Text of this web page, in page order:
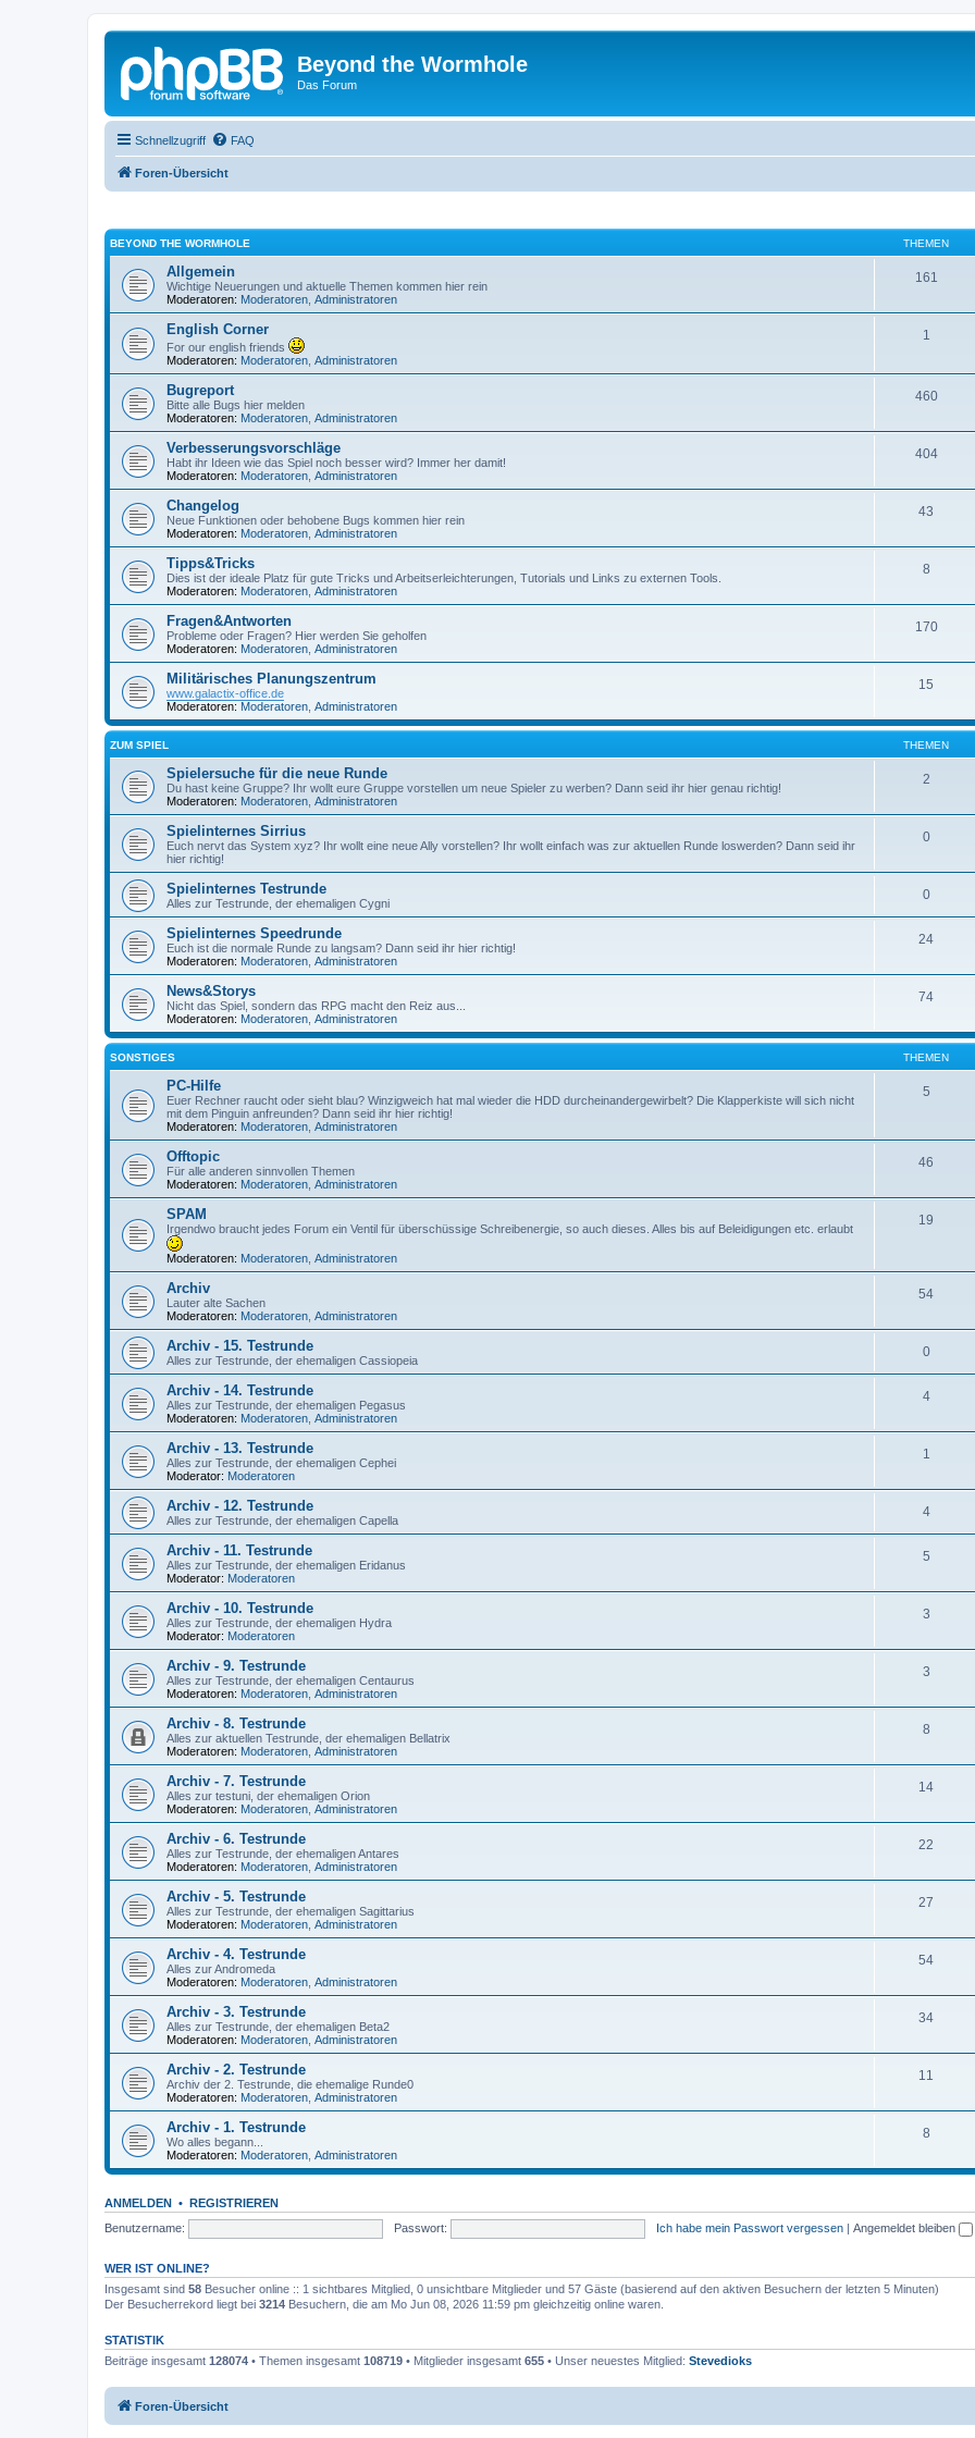
Beyond the Wormhole
Das Forum
Schnellzugriff FAQ
Foren-Übersicht
BEYOND THE WORMHOLE THEMEN
Allgemein
Wichtige Neuerungen und aktuelle Themen kommen hier rein
Moderatoren: Moderatoren Administratoren
161
English Corner
For our english friends
Moderatoren: Moderatoren Administratoren
1
Bugreport
Bitte alle Bugs hier melden
Moderatoren: Moderatoren Administratoren
460
Verbesserungsvorschläge
Habt ihr Ideen wie das Spiel noch besser wird? Immer her damit!
Moderatoren: Moderatoren Administratoren
404
Changelog
Neue Funktionen oder behobene Bugs kommen hier rein
Moderatoren: Moderatoren Administratoren
43
Tipps&Tricks
Dies ist der ideale Platz für gute Tricks und Arbeitserleichterungen, Tutorials und Links zu externen Tools.
Moderatoren: Moderatoren Administratoren
8
Fragen&Antworten
Probleme oder Fragen? Hier werden Sie geholfen
Moderatoren: Moderatoren Administratoren
170
Militärisches Planungszentrum
www.galactix-office.de
Moderatoren: Moderatoren Administratoren
15
ZUM SPIEL THEMEN
Spielersuche für die neue Runde
Du hast keine Gruppe? Ihr wollt eure Gruppe vorstellen um neue Spieler zu werben? Dann seid ihr hier genau richtig!
Moderatoren: Moderatoren Administratoren
2
Spielinternes Sirrius
Euch nervt das System xyz? Ihr wollt eine neue Ally vorstellen? Ihr wollt einfach was zur aktuellen Runde loswerden? Dann seid ihr
hier richtig!
0
Spielinternes Testrunde
Alles zur Testrunde, der ehemaligen Cygni
0
Spielinternes Speedrunde
Euch ist die normale Runde zu langsam? Dann seid ihr hier richtig!
Moderatoren: Moderatoren Administratoren
24
News&Storys
Nicht das Spiel, sondern das RPG macht den Reiz aus...
Moderatoren: Moderatoren Administratoren
74
SONSTIGES THEMEN
PC-Hilfe
Euer Rechner raucht oder sieht blau? Winzigweich hat mal wieder die HDD durcheinandergewirbelt? Die Klapperkiste will sich nicht
mit dem Pinguin anfreunden? Dann seid ihr hier richtig!
Moderatoren: Moderatoren Administratoren
5
Offtopic
Für alle anderen sinnvollen Themen
Moderatoren: Moderatoren Administratoren
46
SPAM
Irgendwo braucht jedes Forum ein Ventil für überschüssige Schreibenergie, so auch dieses. Alles bis auf Beleidigungen etc. erlaubt
Moderatoren: Moderatoren Administratoren
19
Archiv
Lauter alte Sachen
Moderatoren: Moderatoren Administratoren
54
Archiv - 15. Testrunde
Alles zur Testrunde, der ehemaligen Cassiopeia
0
Archiv - 14. Testrunde
Alles zur Testrunde, der ehemaligen Pegasus
Moderatoren: Moderatoren Administratoren
4
Archiv - 13. Testrunde
Alles zur Testrunde, der ehemaligen Cephei
Moderator: Moderatoren
1
Archiv - 12. Testrunde
Alles zur Testrunde, der ehemaligen Capella
4
Archiv - 11. Testrunde
Alles zur Testrunde, der ehemaligen Eridanus
Moderator: Moderatoren
5
Archiv - 10. Testrunde
Alles zur Testrunde, der ehemaligen Hydra
Moderator: Moderatoren
3
Archiv - 9. Testrunde
Alles zur Testrunde, der ehemaligen Centaurus
Moderatoren: Moderatoren Administratoren
3
Archiv - 8. Testrunde
Alles zur aktuellen Testrunde, der ehemaligen Bellatrix
Moderatoren: Moderatoren Administratoren
8
Archiv - 7. Testrunde
Alles zur testuni, der ehemaligen Orion
Moderatoren: Moderatoren Administratoren
14
Archiv - 6. Testrunde
Alles zur Testrunde, der ehemaligen Antares
Moderatoren: Moderatoren Administratoren
22
Archiv - 5. Testrunde
Alles zur Testrunde, der ehemaligen Sagittarius
Moderatoren: Moderatoren Administratoren
27
Archiv - 4. Testrunde
Alles zur Andromeda
Moderatoren: Moderatoren Administratoren
54
Archiv - 3. Testrunde
Alles zur Testrunde, der ehemaligen Beta2
Moderatoren: Moderatoren Administratoren
34
Archiv - 2. Testrunde
Archiv der 2. Testrunde, die ehemalige Runde0
Moderatoren: Moderatoren Administratoren
11
Archiv - 1. Testrunde
Wo alles begann...
Moderatoren: Moderatoren Administratoren
8
ANMELDEN • REGISTRIEREN
Benutzername:
Passwort: Ich habe mein Passwort vergessen | Angemeldet bleiben
WER IST ONLINE?
Insgesamt sind 58 Besucher online :: 1 sichtbares Mitglied, 0 unsichtbare Mitglieder und 57 Gäste (basierend auf den aktiven Besuchern der letzten 5 Minuten)
Der Besucherrekord liegt bei 3214 Besuchern, die am Mo Jun 08, 2026 11:59 pm gleichzeitig online waren.
STATISTIK
Beiträge insgesamt 128074 • Themen insgesamt 108719 • Mitglieder insgesamt 655 • Unser neuestes Mitglied: Stevedioks
Foren-Übersicht